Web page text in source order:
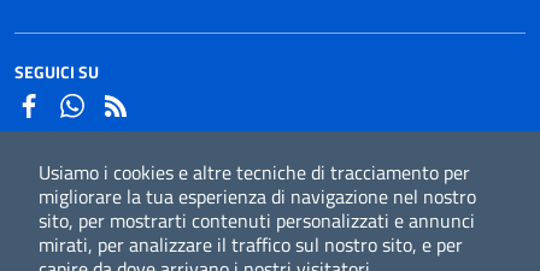
Usiamo i cookies e altre tecniche di tracciamento per
migliorare la tua esperienza di navigazione nel nostro
sito, per mostrarti contenuti personalizzati e annunci
mirati, per analizzare il traffico sul nostro sito, e per
SEGUICI SU
FacebookWhatsapp
Iscriviti alla newsletter